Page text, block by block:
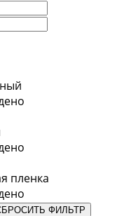
пленка
ФИЛЬТР